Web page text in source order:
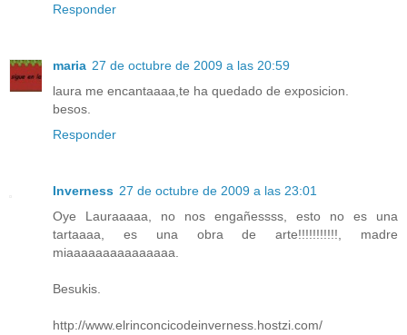
Responder
maria 27 de octubre de 2009 a las 20:59
laura me encantaaaa,te ha quedado de exposicion.
besos.
Responder
Inverness 27 de octubre de 2009 a las 23:01
Oye Lauraaaaa, no nos engañessss, esto no es una
tartaaaa, es una obra de arte!!!!!!!!!!!, madre
miaaaaaaaaaaaaaaa.
Besukis.
http://www.elrinconcicodeinverness.hostzi.com/